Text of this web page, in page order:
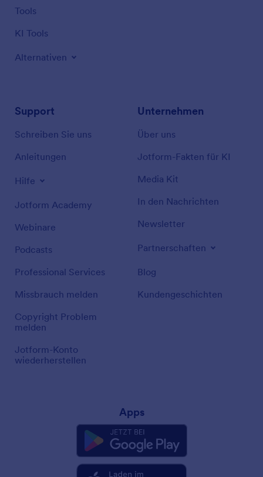
Tools
KI Tools
Alternativen
Support
Schreiben Sie uns
Anleitungen
Hilfe
Jotform Academy
Webinare
Podcasts
Professional Services
Missbrauch melden
Copyright Problem
melden
Jotform-Konto
wiederherstellen
Unternehmen
Über uns
Jotform-Fakten für KI
Media Kit
In den Nachrichten
Newsletter
Partnerschaften
Blog
Kundengeschichten
Apps